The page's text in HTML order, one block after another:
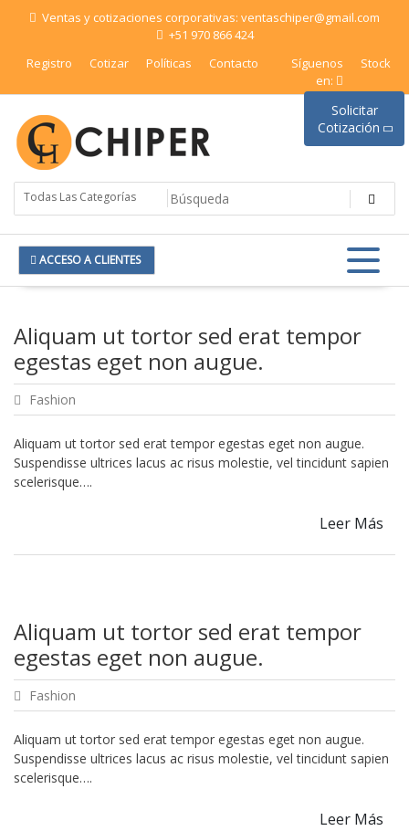
Saltar Ventas y cotizaciones corporativas: ventaschiper@gmail.com
+51 970 866 424
Registro
Cotizar Políticas Contacto
Síguenos
en:
Stock
Chiper Import | Merchandising
ACCESO A CLIENTES
Aliquam ut tortor sed erat tempor
egestas eget non augue.
Fashion
Aliquam ut tortor sed erat tempor egestas eget non augue.
Suspendisse ultrices lacus ac risus molestie, vel tincidunt sapien
scelerisque….
Leer Más
Aliquam ut tortor sed erat tempor
egestas eget non augue.
Fashion
Aliquam ut tortor sed erat tempor egestas eget non augue.
Suspendisse ultrices lacus ac risus molestie, vel tincidunt sapien
scelerisque….
Leer Más
Solicitar
Cotización